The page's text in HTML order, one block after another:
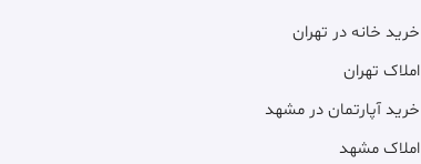
خرید خانه در تهران
املاک تهران
خرید آپارتمان در مشهد
املاک مشهد